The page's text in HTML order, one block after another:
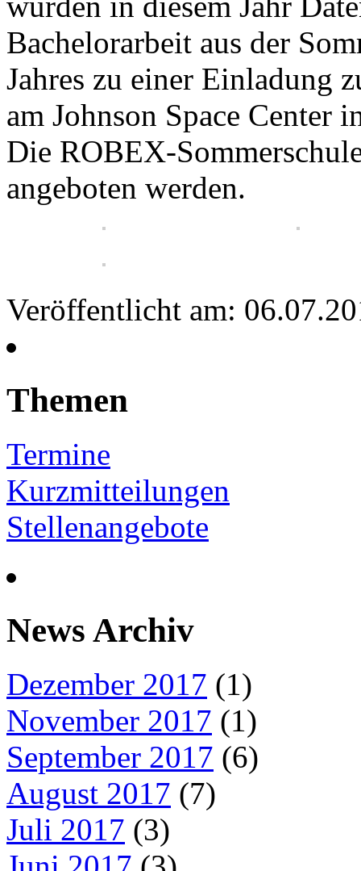
Bachelorarbeit aus der
Jahres zu einer Einladung
am Johnson Space Center
Die ROBEX-
angeboten werden.
Veröffentlicht am:
Themen
Termine
Kurzmitteilungen
Stellenangebote
News Archiv
Dezember 2017 (1)
November 2017 (1)
September 2017 (6)
August 2017 (7)
Juli 2017 (3)